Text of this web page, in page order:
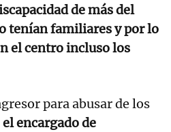
de más del
tenían familiares y por lo
el centro incluso los
para abusar de los
el encargado de